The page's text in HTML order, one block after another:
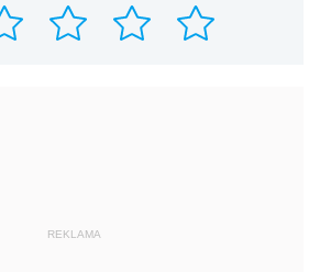
REKLAMA